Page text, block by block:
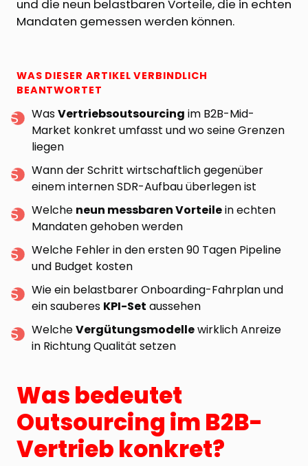
und die neun belastbaren Vorteile, die in echten
Mandaten gemessen werden können.
WAS DIESER ARTIKEL VERBINDLICH
BEANTWORTET
WasVertriebsoutsourcing im B2B-Mid-
Market konkret umfasst und wo seine Grenzen
liegen
Wann der Schritt wirtschaftlich gegenüber
einem internen SDR-Aufbau überlegen ist
Welche neun messbaren Vorteilein echten
Mandaten gehoben werden
Welche Fehler in den ersten 90 Tagen Pipeline
und Budget kosten
Wie ein belastbarer Onboarding-Fahrplan und
ein sauberes KPI-Set aussehen
WelcheVergütungsmodellewirklich Anreize
in Richtung Qualität setzen
Was bedeutet
Outsourcing im B2B-
Vertrieb konkret?